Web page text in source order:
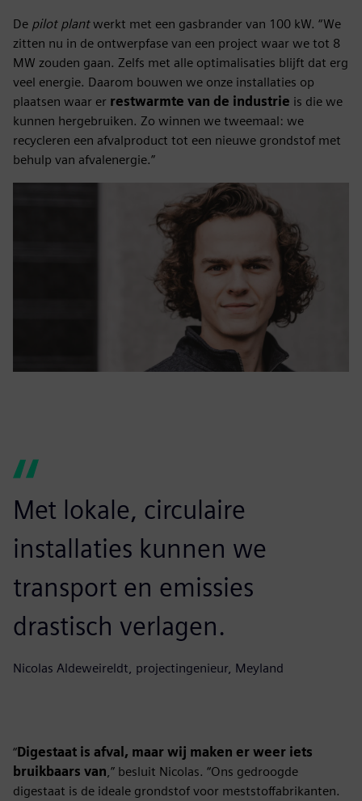
De pilot plantwerkt met een gasbrander van 100 kW. “We
zitten nu in de ontwerpfase van een project waar we tot 8
MW zouden gaan. Zelfs met alle optimalisaties blijft dat erg
veel energie. Daarom bouwen we onze installaties op
plaatsen waar er restwarmte van de industrie is die we
kunnen hergebruiken. Zo winnen we tweemaal: we
recycleren een afvalproduct tot een nieuwe grondstof met
behulp van afvalenergie.”
Met lokale, circulaire
installaties kunnen we
transport en emissies
drastisch verlagen.
Nicolas Aldeweireldt, projectingenieur, Meyland
“Digestaat is afval, maar wij maken er weer iets
bruikbaars van,” besluit Nicolas. “Ons gedroogde
digestaat is de ideale grondstof voor meststoffabrikanten.